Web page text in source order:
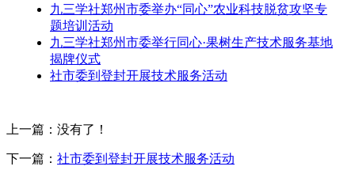
九三学社郑州市委举办“同心”农业科技脱贫攻坚专
题培训活动
九三学社郑州市委举行同心·果树生产技术服务基地
揭牌仪式
社市委到登封开展技术服务活动
上一篇：没有了！
下一篇： 社市委到登封开展技术服务活动